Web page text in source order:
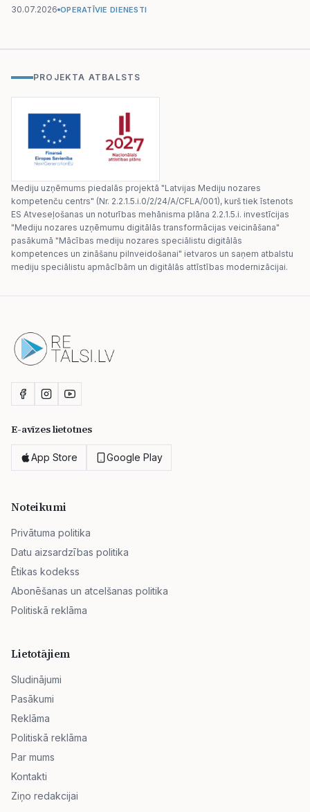
30.07.2026 OPERATĪVIE DIENESTI
PROJEKTA ATBALSTS
Mediju uzņēmums piedalās projektā "Latvijas Mediju nozares
kompetenču centrs" (Nr. 2.2.1.5.i.0/2/24/A/CFLA/001), kurš tiek īstenots
ES Atveseļošanas un noturības mehānisma plāna 2.2.1.5.i. investīcijas
"Mediju nozares uzņēmumu digitālās transformācijas veicināšana"
pasākumā "Mācības mediju nozares speciālistu digitālās
kompetences un zināšanu pilnveidošanai" ietvaros un saņem atbalstu
mediju speciālistu apmācībām un digitālās attīstības modernizācijai.
E-avīzes lietotnes
App Store Google Play
Noteikumi
Privātuma politika
Datu aizsardzības politika
Ētikas kodekss
Abonēšanas un atcelšanas politika
Politiskā reklāma
Lietotājiem
Sludinājumi
Pasākumi
Reklāma
Politiskā reklāma
Par mums
Kontakti
Ziņo redakcijai